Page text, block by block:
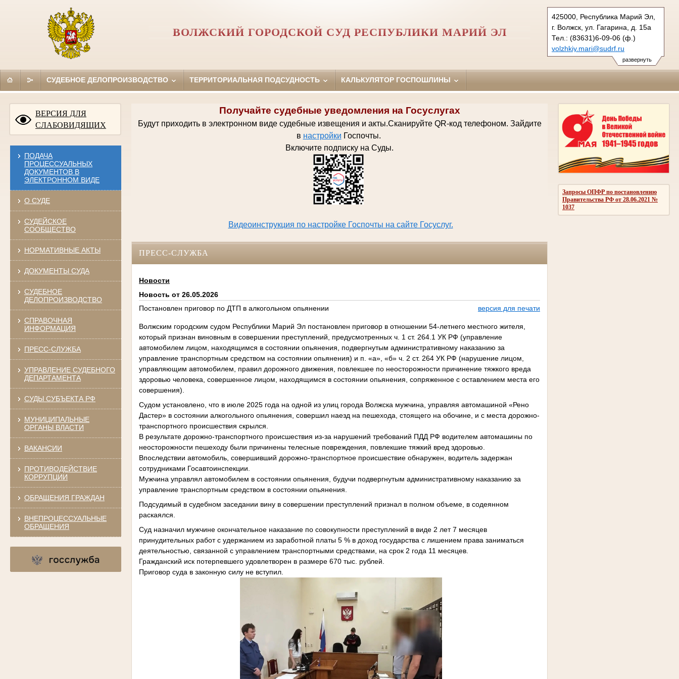
развернуть
425000, Республика Марий Эл,
г. Волжск, ул. Гагарина, д. 15а
Тел.: (83631)6-09-06 (ф.)
volzhkiy.mari@sudrf.ru
ВОЛЖСКИЙ ГОРОДСКОЙ СУД РЕСПУБЛИКИ МАРИЙ ЭЛ
СУДЕБНОЕ ДЕЛОПРОИЗВОДСТВО ТЕРРИТОРИАЛЬНАЯ ПОДСУДНОСТЬ КАЛЬКУЛЯТОР ГОСПОШЛИНЫ
ВЕРСИЯ ДЛЯ
СЛАБОВИДЯЩИХ
ПОДАЧА
ПРОЦЕССУАЛЬНЫХ
ДОКУМЕНТОВ В
ЭЛЕКТРОННОМ ВИДЕ
О СУДЕ
СУДЕЙСКОЕ
СООБЩЕСТВО
НОРМАТИВНЫЕ АКТЫ
ДОКУМЕНТЫ СУДА
СУДЕБНОЕ
ДЕЛОПРОИЗВОДСТВО
СПРАВОЧНАЯ
ИНФОРМАЦИЯ
ПРЕСС-СЛУЖБА
УПРАВЛЕНИЕ СУДЕБНОГО
ДЕПАРТАМЕНТА
СУДЫ СУБЪЕКТА РФ
МУНИЦИПАЛЬНЫЕ
ОРГАНЫ ВЛАСТИ
ВАКАНСИИ
ПРОТИВОДЕЙСТВИЕ
КОРРУПЦИИ
ОБРАЩЕНИЯ ГРАЖДАН
ВНЕПРОЦЕССУАЛЬНЫЕ
ОБРАЩЕНИЯ
Запросы ОПФР по постановлению
Правительства РФ от 28.06.2021 №
1037
Получайте судебные уведомления на Госуслугах
Будут приходить в электронном виде судебные извещения и акты.Сканируйте QR-код телефоном. Зайдите
в настройки Госпочты.
Включите подписку на Суды.
Видеоинструкция по настройке Госпочты на сайте Госуслуг.
ПРЕСС-СЛУЖБА
Новости
Новость от 26.05.2026
Постановлен приговор по ДТП в алкогольном опьянении
версия для печати
Волжским городским судом Республики Марий Эл постановлен приговор в отношении 54-летнего местного жителя,
который признан виновным в совершении преступлений, предусмотренных ч. 1 ст. 264.1 УК РФ (управление
автомобилем лицом, находящимся в состоянии опьянения, подвергнутым административному наказанию за
управление транспортным средством на состоянии опьянения) и п. «а», «б» ч. 2 ст. 264 УК РФ (нарушение лицом,
управляющим автомобилем, правил дорожного движения, повлекшее по неосторожности причинение тяжкого вреда
здоровью человека, совершенное лицом, находящимся в состоянии опьянения, сопряженное с оставлением места его
совершения).
Судом установлено, что в июле 2025 года на одной из улиц города Волжска мужчина, управляя автомашиной «Рено
Дастер» в состоянии алкогольного опьянения, совершил наезд на пешехода, стоящего на обочине, и с места дорожно-
транспортного происшествия скрылся.
В результате дорожно-транспортного происшествия из-за нарушений требований ПДД РФ водителем автомашины по
неосторожности пешеходу были причинены телесные повреждения, повлекшие тяжкий вред здоровью.
Впоследствии автомобиль, совершивший дорожно-транспортное происшествие обнаружен, водитель задержан
сотрудниками Госавтоинспекции.
Мужчина управлял автомобилем в состоянии опьянения, будучи подвергнутым административному наказанию за
управление транспортным средством в состоянии опьянения.
Подсудимый в судебном заседании вину в совершении преступлений признал в полном объеме, в содеянном
раскаялся.
Суд назначил мужчине окончательное наказание по совокупности преступлений в виде 2 лет 7 месяцев
принудительных работ с удержанием из заработной платы 5 % в доход государства с лишением права заниматься
деятельностью, связанной с управлением транспортными средствами, на срок 2 года 11 месяцев.
Гражданский иск потерпевшего удовлетворен в размере 670 тыс. рублей.
Приговор суда в законную силу не вступил.